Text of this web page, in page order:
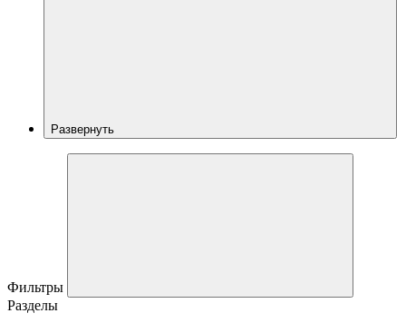
Развернуть
Фильтры
Разделы